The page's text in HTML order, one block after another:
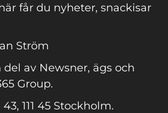
får du nyheter, snackisar
Ström
av Newsner, ägs och
Group.
111 45 Stockholm.